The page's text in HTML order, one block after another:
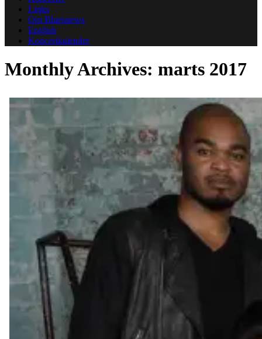
Links
Om Bluesnews
English
Koncertkalender
Monthly Archives: marts 2017